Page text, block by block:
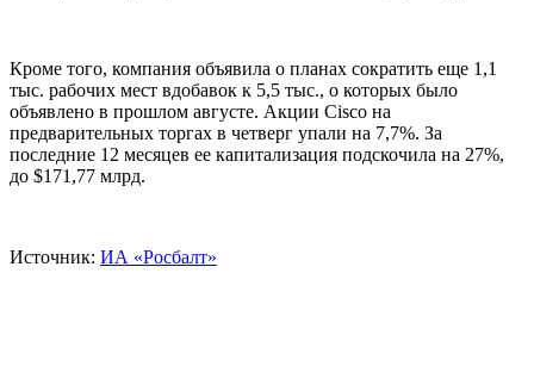
Кроме того, компания объявила о планах сократить еще 1,1
тыс. рабочих мест вдобавок к 5,5 тыс., о которых было
объявлено в прошлом августе. Акции Cisco на
предварительных торгах в четверг упали на 7,7%. За
последние 12 месяцев ее капитализация подскочила на 27%,
до $171,77 млрд.
Источник: ИА «Росбалт»